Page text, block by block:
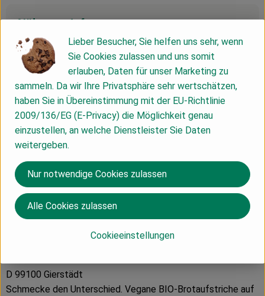
Nährwert-Info
Produktdatenblatt
Herkunft
Hersteller: HEDI
Deutschland
D 99100 Gierstädt
Schmecke den Unterschied. Vegane BIO-Brotaufstriche auf
Lieber Besucher, Sie helfen uns sehr, wenn
Sie Cookies zulassen und uns somit
erlauben, Daten für unser Marketing zu
sammeln. Da wir Ihre Privatsphäre sehr wertschätzen,
haben Sie in Übereinstimmung mit der EU-Richtlinie
2009/136/EG (E-Privacy) die Möglichkeit genau
einzustellen, an welche Dienstleister Sie Daten
weitergeben.
Cookieeinstellungen
Nur notwendige Cookies zulassen
Alle Cookies zulassen